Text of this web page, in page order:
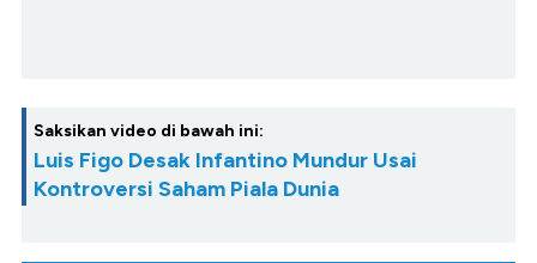
Saksikan video di bawah ini:
Luis Figo Desak Infantino Mundur Usai
Kontroversi Saham Piala Dunia